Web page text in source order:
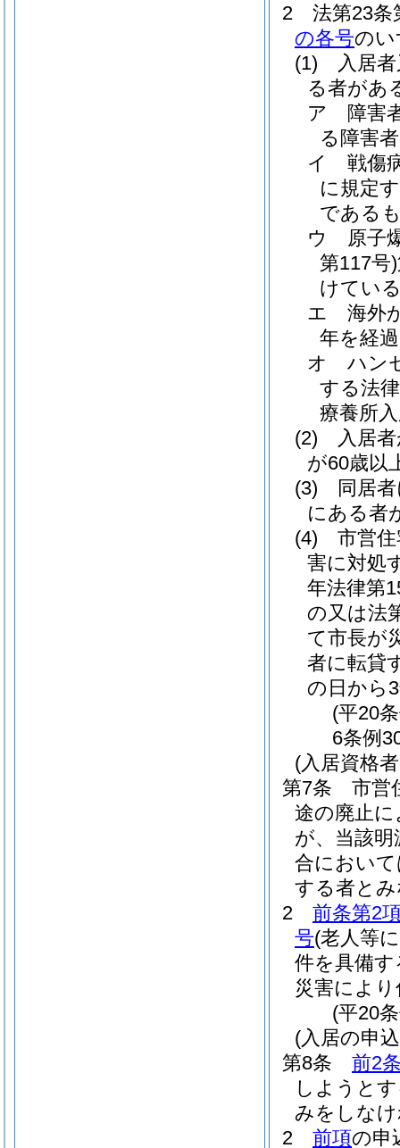
2
法第23条
の各号のい
(1)
入居
る者があ
ア
障害
る障害
イ
戦傷
に規定
である
ウ
原子
第117号)
けてい
エ
海外
年を経
オ
ハン
する法律
療養所
(2)
入居
が60歳以
(3)
同居
にある者
(4)
市営
害に対処
年法律第
の又は法
て市長が
者に転貸
の日から
(平20
6条例
(入居資格
第7条
市営
途の廃止
が、当該
合におい
する者と
2
前条第2
号(老人等
件を具備
災害によ
(平20
(入居の申
第8条
前2
しようと
みをしな
2
前項の申